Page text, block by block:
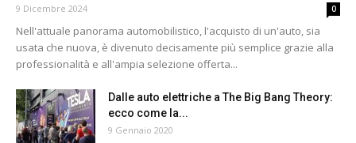
9 Dicembre 2024 0
Nell'attuale panorama automobilistico, l'acquisto di un'auto, sia
usata che nuova, è divenuto decisamente più semplice grazie alla
professionalità e all'ampia selezione offerta...
Dalle auto elettriche a The Big Bang Theory:
ecco come la...
9 Gennaio 2020